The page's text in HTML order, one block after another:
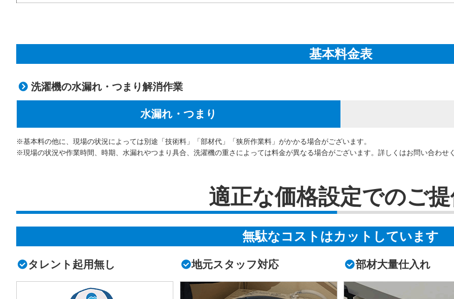
基本料金表
洗濯機の水漏れ・つまり解消作業
水漏れ・つまり
※基本料の他に、現場の状況によっては別途「技術料」「部材代」「狭所作業料」がかかる場合がございます。
※現場の状況や作業時間、時期、水漏れやつまり具合、洗濯機の重さによっては料金が異なる場合がございます。詳しくはお問い合わせ
適正な価格設定でのご
無駄なコストはカットしています
タレント起用無し 地元スタッフ対応 部材大量仕入れ